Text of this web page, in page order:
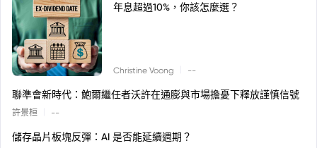
年息超過10%，你該怎麼選？
Christine Voong --
聯準會新時代：鮑爾繼任者沃許在通膨與市場擔憂下釋放謹慎信號
許景桓 --
儲存晶片板塊反彈：AI 是否能延續週期？